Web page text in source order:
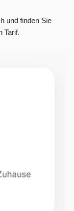
und finden Sie
Tarif.